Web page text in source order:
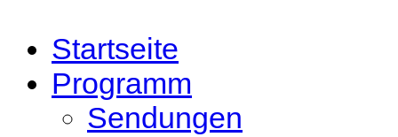
Startseite
Programm
Sendungen